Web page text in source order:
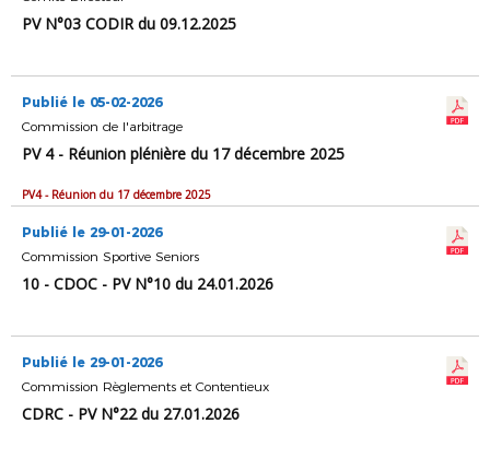
PV N°03 CODIR du 09.12.2025
Publié le 05-02-2026
Commission de l'arbitrage
PV 4 - Réunion plénière du 17 décembre 2025
PV4 - Réunion du 17 décembre 2025
Publié le 29-01-2026
Commission Sportive Seniors
10 - CDOC - PV N°10 du 24.01.2026
Publié le 29-01-2026
Commission Règlements et Contentieux
CDRC - PV N°22 du 27.01.2026